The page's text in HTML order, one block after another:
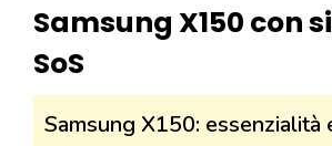
Samsung X150 con
SoS
Samsung X150: essenzialità